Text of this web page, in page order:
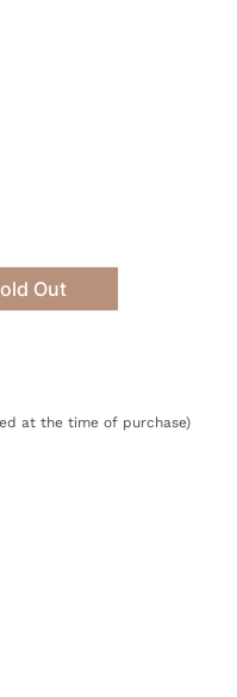
Out
at the time of purchase)